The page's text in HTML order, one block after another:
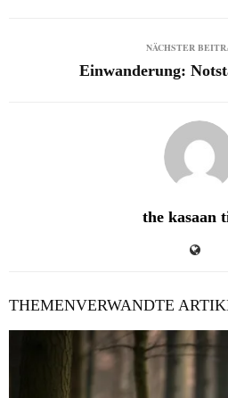
NÄCHSTER
Einwanderung:
the kasaan
THEMENVERWANDTE